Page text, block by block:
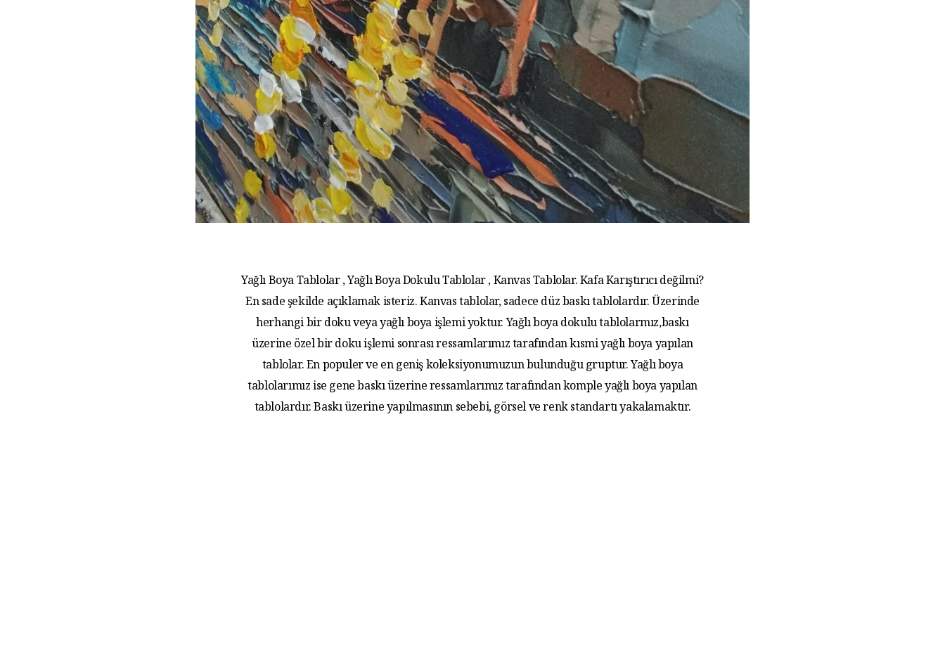
Yağlı Boya Tablolar , Yağlı Boya Dokulu Tablolar , Kanvas Tablolar. Kafa Karıştırıcı değilmi?
En sade şekilde açıklamak isteriz. Kanvas tablolar, sadece düz baskı tablolardır. Üzerinde
herhangi bir doku veya yağlı boya işlemi yoktur. Yağlı boya dokulu tablolarmız,baskı
üzerine özel bir doku işlemi sonrası ressamlarımız tarafından kısmi yağlı boya yapılan
tablolar. En populer ve en geniş koleksiyonumuzun bulunduğu gruptur. Yağlı boya
tablolarımız ise gene baskı üzerine ressamlarımız tarafından komple yağlı boya yapılan
tablolardır. Baskı üzerine yapılmasının sebebi, görsel ve renk standartı yakalamaktır.